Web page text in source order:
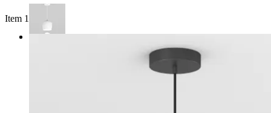
Item 1 of 2